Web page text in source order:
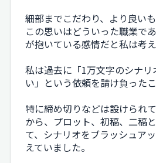
細部までこだわり、より良い
この思いはどういった職業で
が抱いている感情だと私は考え
私は過去に「1万文字のシナリ
い」という依頼を請け負った
特に締め切りなどは設けられ
から、プロット、初稿、二稿
て、シナリオをブラッシュア
えていました。